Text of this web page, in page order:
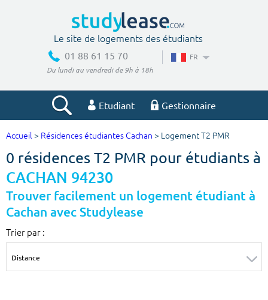
Le site de logements des étudiants
01 88 61 15 70
Du lundi au vendredi de 9h à 18h
FR
Etudiant Gestionnaire
Votre recherche
Ville, école
Accueil > Résidences étudiantes Cachan > Logement T2 PMR
0 résidences T2 PMR pour étudiants à
CACHAN 94230
Trouver facilement un logement étudiant à
Cachan avec Studylease
Trier par :